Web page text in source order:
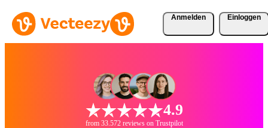
Anmelden Einloggen
4.9
from 33.572 reviews on Trustpilot